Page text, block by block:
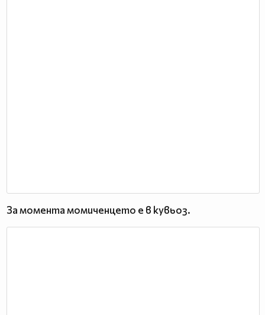
За момента момиченцето е в кувьоз.